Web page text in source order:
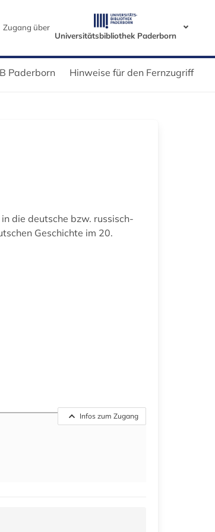
Zugang über
Universitätsbibliothek Paderborn
Paderborn Hinweise für den Fernzugriff
die deutsche bzw. russisch-
Geschichte im 20.
Infos zum Zugang